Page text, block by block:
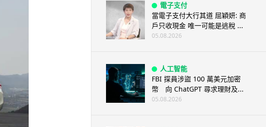
電子支付
當電子支付大行其道 屈穎妍: 商
戶只收現金 唯一可能是逃稅 ...
05.08.2026
人工智能
FBI 探員涉盜 100 萬美元加密
幣 向 ChatGPT 尋求理財及...
05.08.2026